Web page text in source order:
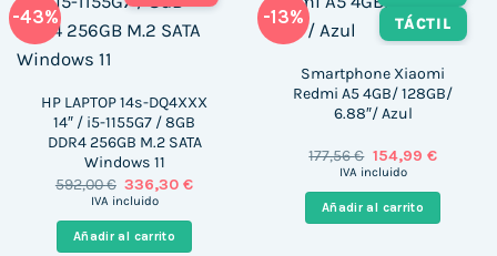
-43%
HP LAPTOP 14s-DQ4XXX
14″ / i5-1155G7 / 8GB
DDR4 256GB M.2 SATA
Windows 11
592,00€ El
precio
era:
592,00 €.
336,30€El
IVA incluido
Añadir al carrito
-13%
TÁCTIL
Smartphone Xiaomi
Redmi A5 4GB/ 128GB/
6.88″/ Azul
177,56€ El
precio
era:
177,56 €.
154,99 €El
es:
154,99 €.
IVA incluido
Añadir al carrito